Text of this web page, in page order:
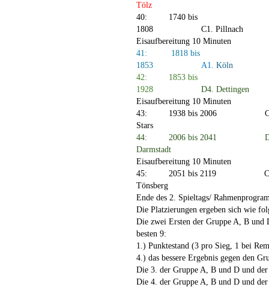
Tölz
40:
1740 bis
1808
C1. Pillnach
Eisaufbereitung 10 Minuten
41:
1818 bis
1853
A1. Köln
42:
1853 bis
1928
D4. Dettingen
Eisaufbereitung 10 Minuten
43:
1938 bis 2006
Stars
44:
2006 bis 2041
Darmstadt
Eisaufbereitung 10 Minuten
45:
2051 bis 2119
Tönsberg
Ende des 2. Spieltags/
Die Platzierungen ergeben sich wie
Die zwei Ersten der Gruppe A, B und
besten 9:
1.) Punktestand (3 pro Sieg, 1 bei
4.) das bessere Ergebnis gegen den
Die 3. der Gruppe A, B und D und
Die 4. der Gruppe A, B und D und